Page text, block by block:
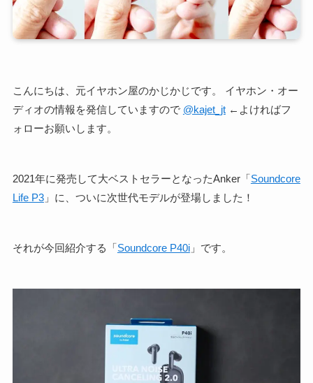
こんにちは、元イヤホン屋のかじかじです。 イヤホン・オー
ディオの情報を発信していますので @kajet_jt←よければフ
ォローお願いします。
2021年に発売して大ベストセラーとなったAnker「Soundcore
Life P3」に、ついに次世代モデルが登場しました！
それが今回紹介する「Soundcore P40i」です。